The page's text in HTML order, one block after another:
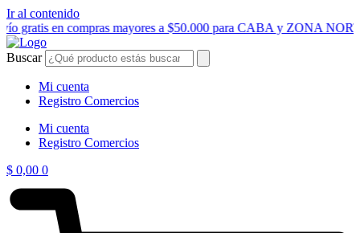
Ir al contenido
gratis en compras mayores a $50.000 para CABA y ZONA
Buscar
Mi cuenta
Registro Comercios
Mi cuenta
Registro Comercios
$ 0,00 0